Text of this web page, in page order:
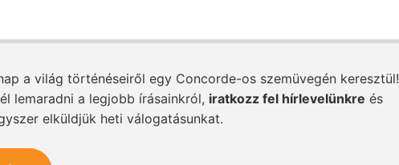
a világ történéseiről egy Concorde-os szemüvegén keresztül!
lemaradni a legjobb írásainkról, iratkozz fel hírlevelünkre és
elküldjük heti válogatásunkat.